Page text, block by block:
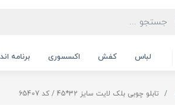
لباس کفش اکسسوری برنامه
تابلو چوبی بلک لایت سایز 32*45 / کد 65407